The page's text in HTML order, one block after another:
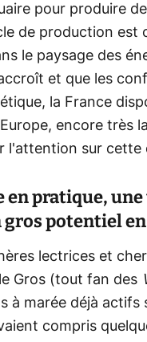
pour produire
de production est
le paysage des
et que les
la France
encore très
l'attention sur cette
pratique,
potentiel
lectrices et
Gros (tout fan des
à marée déjà actifs
compris